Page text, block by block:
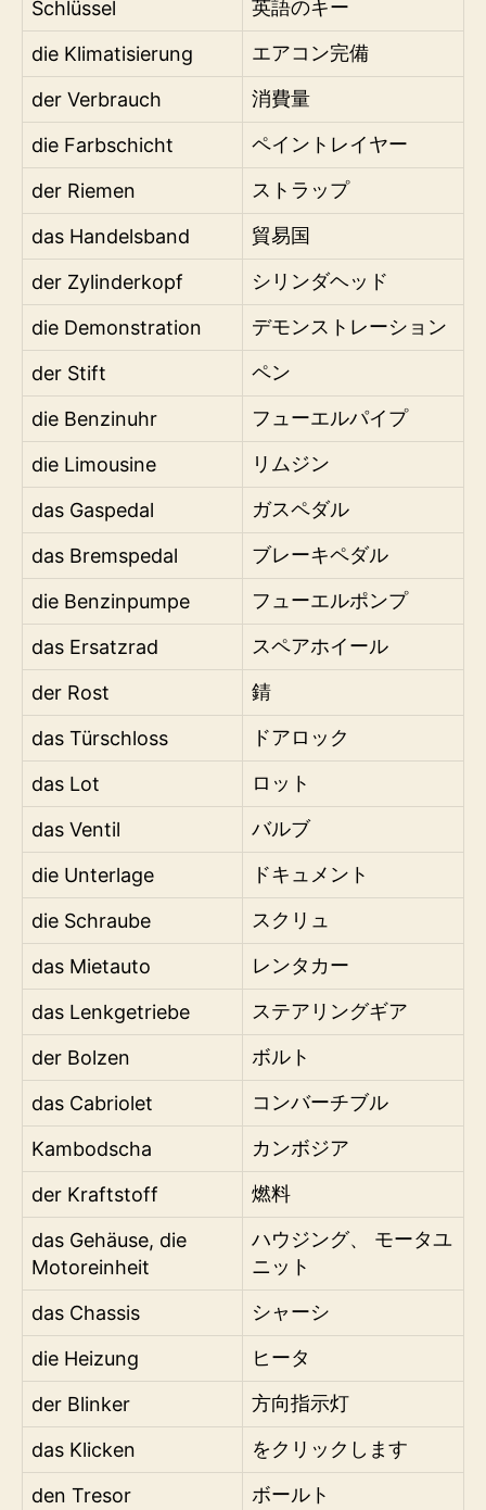
Schlüssel 英語のキー
die Klimatisierung エアコン完備
der Verbrauch 消費量
die Farbschicht ペイントレイヤー
der Riemen ストラップ
das Handelsband 貿易国
der Zylinderkopf シリンダヘッド
die Demonstration デモンストレーション
der Stift ペン
die Benzinuhr フューエルパイプ
die Limousine リムジン
das Gaspedal ガスペダル
das Bremspedal ブレーキペダル
die Benzinpumpe フューエルポンプ
das Ersatzrad スペアホイール
der Rost 錆
das Türschloss ドアロック
das Lot ロット
das Ventil バルブ
die Unterlage ドキュメント
die Schraube スクリュ
das Mietauto レンタカー
das Lenkgetriebe ステアリングギア
der Bolzen ボルト
das Cabriolet コンバーチブル
Kambodscha カンボジア
der Kraftstoff 燃料
das Gehäuse, die
Motoreinheit
ハウジング、 モータユ
ニット
das Chassis シャーシ
die Heizung ヒータ
der Blinker 方向指示灯
das Klicken をクリックします
den Tresor ボールト